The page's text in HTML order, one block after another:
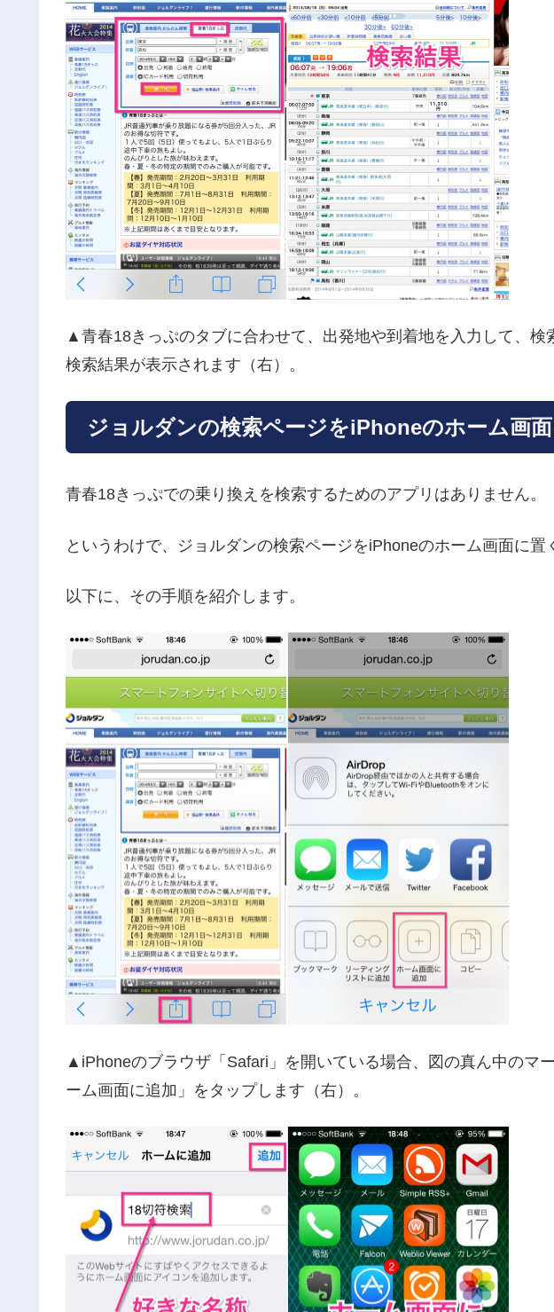
▲青春18きっぷのタブに合わせて、出発地や到着地を入力して、検
検索結果が表示されます（右）。
ジョルダンの検索ページをiPhoneのホーム画
青春18きっぷでの乗り換えを検索するためのアプリはありません。
というわけで、ジョルダンの検索ページをiPhoneのホーム画面に置
以下に、その手順を紹介します。
▲iPhoneのブラウザ「Safari」を開いている場合、図の真ん中のマ
ーム画面に追加」をタップします（右）。